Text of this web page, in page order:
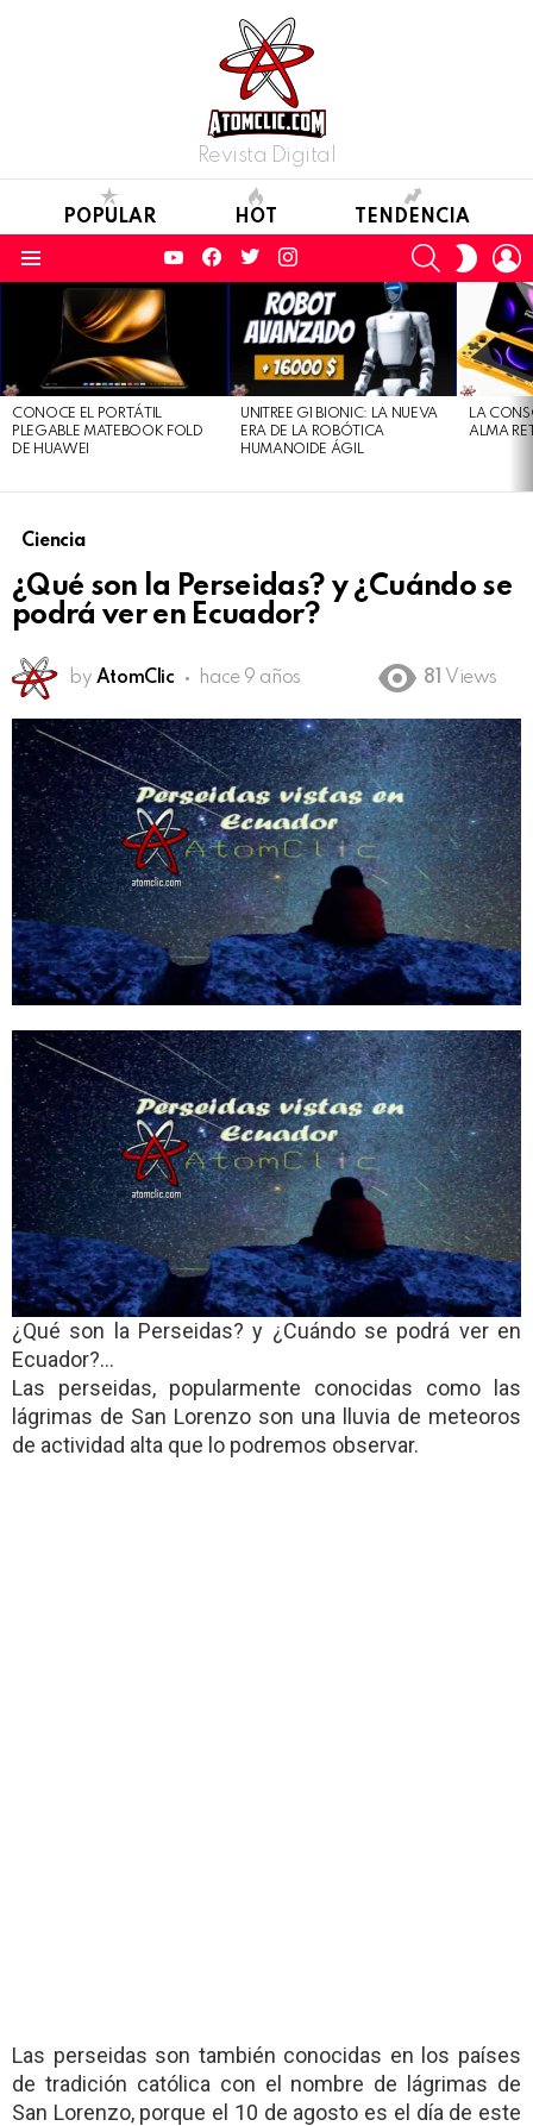
Revista Digital
POPULAR HOT TENDENCIA
YouTubeFacebook
TwitterInstagram SEARCH
SKIN
STORIES
CONOCE EL PORTÁTIL
PLEGABLE MATEBOOK FOLD
DE HUAWEI
UNITREE G1 BIONIC: LA NUEVA
ERA DE LA ROBÓTICA
HUMANOIDE ÁGIL
LA
ALMA
Ciencia
¿Qué son la Perseidas? y ¿Cuándo se
podrá ver en Ecuador?
by AtomClic hace 9 años 81 Views
¿Qué son la Perseidas? y ¿Cuándo se podrá ver en
Ecuador?…
Las perseidas, popularmente conocidas como las
lágrimas de San Lorenzo son una lluvia de meteoros
de actividad alta que lo podremos observar.
Las perseidas son también conocidas en los países
de tradición católica con el nombre de lágrimas de
San Lorenzo,​ porque el 10 de agosto es el día de este